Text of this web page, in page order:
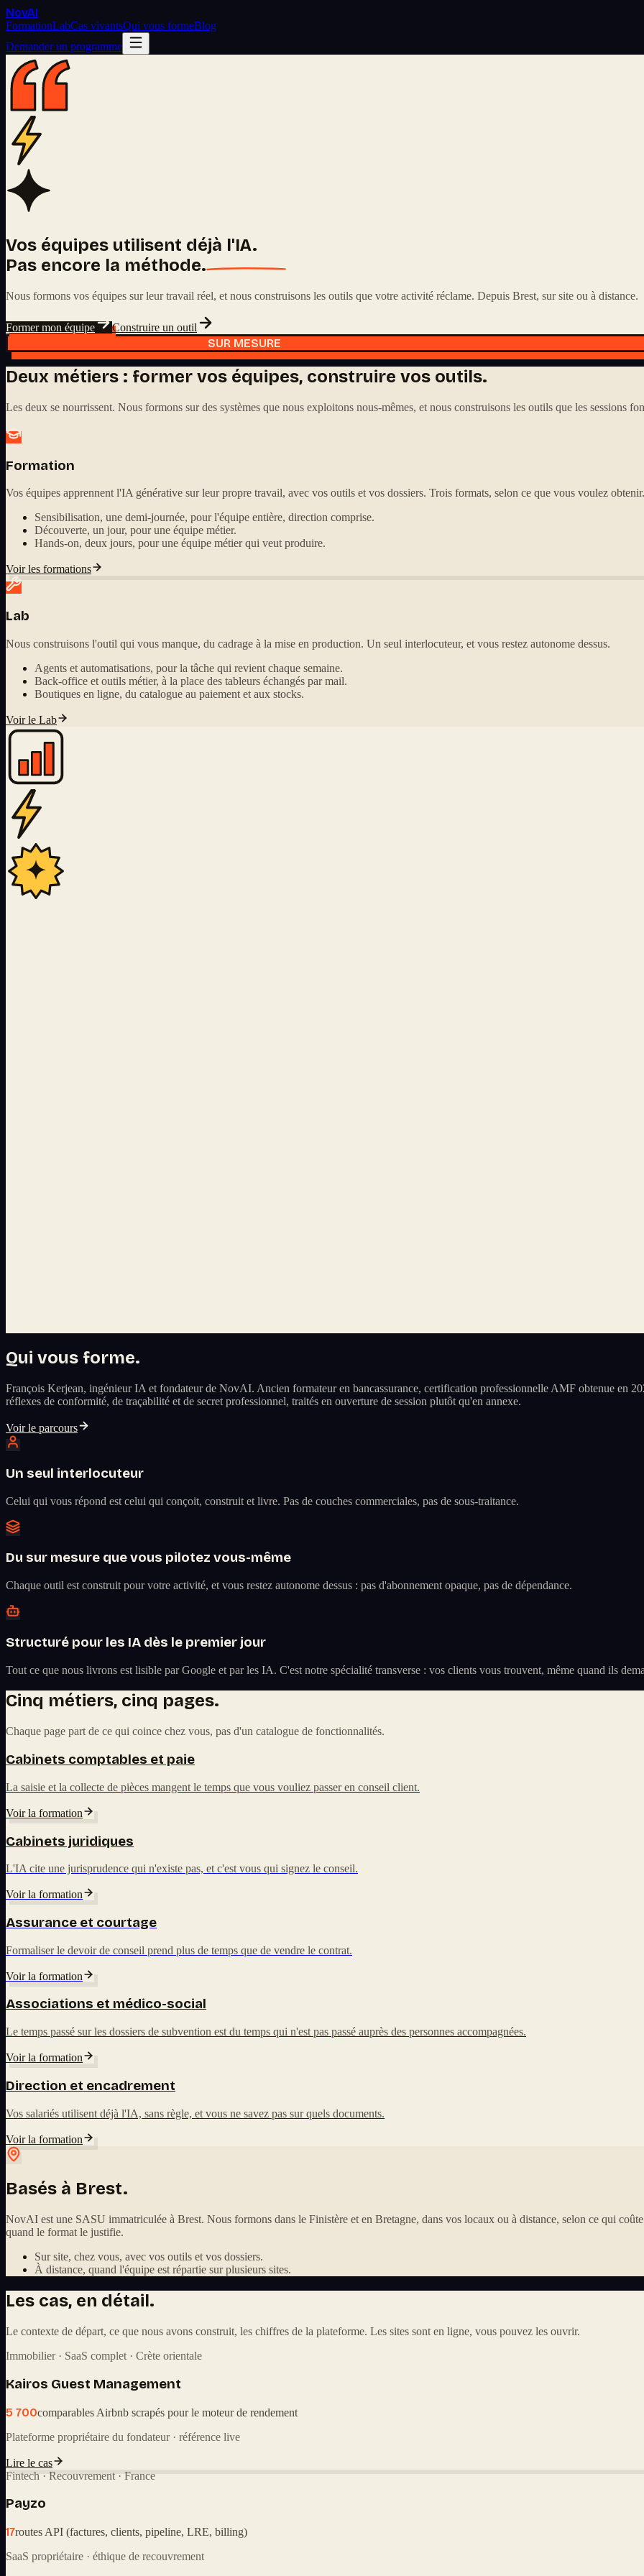
NovAI
FormationLabCas vivantsQui vous formeBlog
Demander un programme
Vos équipes utilisent déjà l'IA.
Pas encore la méthode.
Nous formons vos équipes sur leur travail réel, et nous construisons les outils que votre activité réclame. Depuis Brest, sur site ou à distance.
Former mon équipe Construire un outil
SUR MESURE
Deux métiers : former vos équipes, construire vos outils.
Les deux se nourrissent. Nous formons sur des systèmes que nous exploitons nous-mêmes, et nous construisons les outils que les sessions
Formation
Vos équipes apprennent l'IA générative sur leur propre travail, avec vos outils et vos dossiers. Trois formats, selon ce que vous voulez obtenir.
Sensibilisation, une demi-journée, pour l'équipe entière, direction comprise.
Découverte, un jour, pour une équipe métier.
Hands-on, deux jours, pour une équipe métier qui veut produire.
Voir les formations
Lab
Nous construisons l'outil qui vous manque, du cadrage à la mise en production. Un seul interlocuteur, et vous restez autonome dessus.
Agents et automatisations, pour la tâche qui revient chaque semaine.
Back-office et outils métier, à la place des tableurs échangés par mail.
Boutiques en ligne, du catalogue au paiement et aux stocks.
Voir le Lab
Qui vous forme.
François Kerjean, ingénieur IA et fondateur de NovAI. Ancien formateur en bancassurance, certification professionnelle AMF obtenue en
réflexes de conformité, de traçabilité et de secret professionnel, traités en ouverture de session plutôt qu'en annexe.
Voir le parcours
Un seul interlocuteur
Celui qui vous répond est celui qui conçoit, construit et livre. Pas de couches commerciales, pas de sous-traitance.
Du sur mesure que vous pilotez vous-même
Chaque outil est construit pour votre activité, et vous restez autonome dessus : pas d'abonnement opaque, pas de dépendance.
Structuré pour les IA dès le premier jour
Tout ce que nous livrons est lisible par Google et par les IA. C'est notre spécialité transverse : vos clients vous trouvent, même quand ils
Cinq métiers, cinq pages.
Chaque page part de ce qui coince chez vous, pas d'un catalogue de fonctionnalités.
Cabinets comptables et paie
La saisie et la collecte de pièces mangent le temps que vous vouliez passer en conseil client.
Voir la formation
Cabinets juridiques
L'IA cite une jurisprudence qui n'existe pas, et c'est vous qui signez le conseil.
Voir la formation
Assurance et courtage
Formaliser le devoir de conseil prend plus de temps que de vendre le contrat.
Voir la formation
Associations et médico-social
Le temps passé sur les dossiers de subvention est du temps qui n'est pas passé auprès des personnes accompagnées.
Voir la formation
Direction et encadrement
Vos salariés utilisent déjà l'IA, sans règle, et vous ne savez pas sur quels documents.
Voir la formation
Basés à Brest.
NovAI est une SASU immatriculée à Brest. Nous formons dans le Finistère et en Bretagne, dans vos locaux ou à distance, selon ce qui
quand le format le justifie.
Sur site, chez vous, avec vos outils et vos dossiers.
À distance, quand l'équipe est répartie sur plusieurs sites.
Les cas, en détail.
Le contexte de départ, ce que nous avons construit, les chiffres de la plateforme. Les sites sont en ligne, vous pouvez les ouvrir.
Immobilier · SaaS complet · Crète orientale
Kairos Guest Management
5 700comparables Airbnb scrapés pour le moteur de rendement
Plateforme propriétaire du fondateur · référence live
Lire le cas
Fintech · Recouvrement · France
Payzo
17routes API (factures, clients, pipeline, LRE, billing)
SaaS propriétaire · éthique de recouvrement